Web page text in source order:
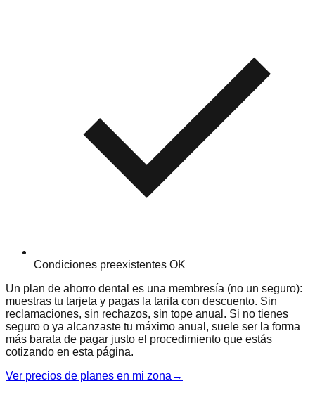
Condiciones preexistentes OK
Un plan de ahorro dental es una membresía (no un seguro):
muestras tu tarjeta y pagas la tarifa con descuento. Sin
reclamaciones, sin rechazos, sin tope anual. Si no tienes
seguro o ya alcanzaste tu máximo anual, suele ser la forma
más barata de pagar justo el procedimiento que estás
cotizando en esta página.
Ver precios de planes en mi zona →